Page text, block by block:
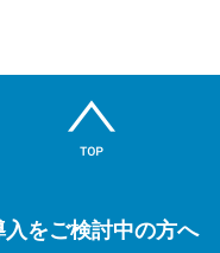
入をご検討中の方へ